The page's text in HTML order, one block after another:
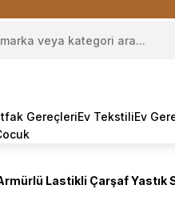
GereçleriEv TekstiliEv
Lastikli Çarşaf Yastık